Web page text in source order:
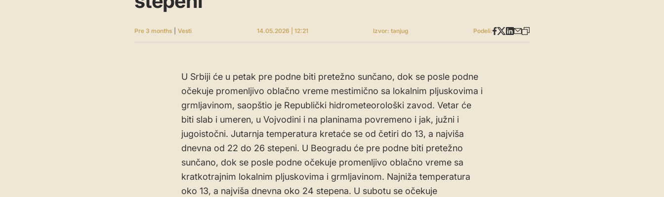
Pre 3 months Vesti 14.05.2026 | 12:21 Izvor: tanjug Podeli:
U Srbiji će u petak pre podne biti pretežno sunčano, dok se posle podne
očekuje promenljivo oblačno vreme mestimično sa lokalnim pljuskovima i
grmljavinom, saopštio je Republički hidrometeorološki zavod. Vetar će
biti slab i umeren, u Vojvodini i na planinama povremeno i jak, južni i
jugoistočni. Jutarnja temperatura kretaće se od četiri do 13, a najviša
dnevna od 22 do 26 stepeni. U Beogradu će pre podne biti pretežno
sunčano, dok se posle podne očekuje promenljivo oblačno vreme sa
kratkotrajnim lokalnim pljuskovima i grmljavinom. Najniža temperatura
oko 13, a najviša dnevna oko 24 stepena. U subotu se očekuje